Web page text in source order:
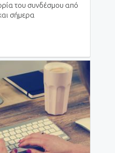
του συνδέσμου από
σήμερα